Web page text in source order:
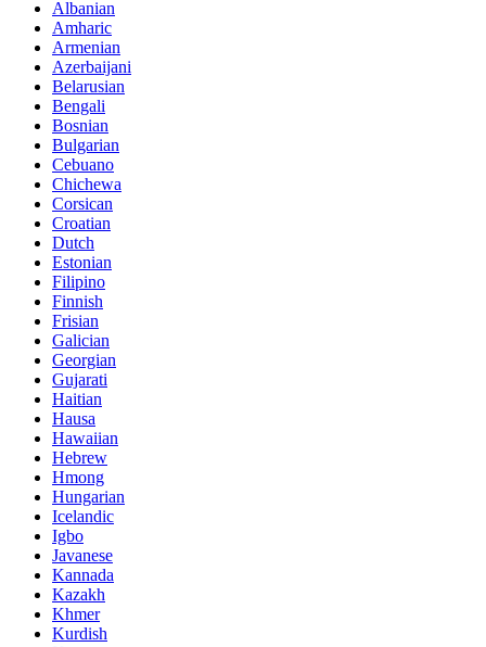
Albanian
Amharic
Armenian
Azerbaijani
Belarusian
Bengali
Bosnian
Bulgarian
Cebuano
Chichewa
Corsican
Croatian
Dutch
Estonian
Filipino
Finnish
Frisian
Galician
Georgian
Gujarati
Haitian
Hausa
Hawaiian
Hebrew
Hmong
Hungarian
Icelandic
Igbo
Javanese
Kannada
Kazakh
Khmer
Kurdish